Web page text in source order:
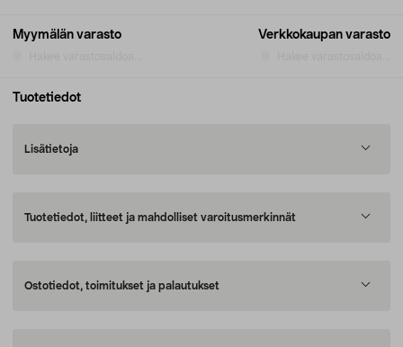
Myymälän varasto Verkkokaupan varasto
Tuotetiedot
Lisätietoja
Tuotetiedot, liitteet ja mahdolliset varoitusmerkinnät
Ostotiedot, toimitukset ja palautukset